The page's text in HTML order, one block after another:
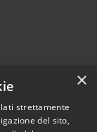
×
strettamente
del sito,